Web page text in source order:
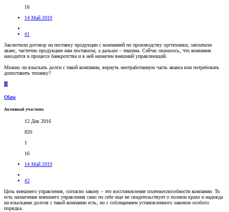
16
14 Май 2019
#1
Заключили договор на поставку продукции с компанией по производству оргтехники, заплатили
аванс, частично продукцию нам поставили, а дальше – тишина. Сейчас оказалось, что компания
находится в процессе банкротства и в ней назначен внешний управляющий.
Можно ли взыскать долги с такой компании, вернуть неотработанную часть аванса или потребовать
допоставить технику?
O
Olaw
Активный участник
12 Дек 2016
820
1
16
14 Май 2019
#2
Цель внешнего управления, согласно закону – это восстановление платежеспособности компании. То
есть назначение внешнего управления само по себе еще не свидетельствует о полном крахе и надежда
на взыскание долгов с такой компании есть, но с соблюдением установленного законом особого
порядка.